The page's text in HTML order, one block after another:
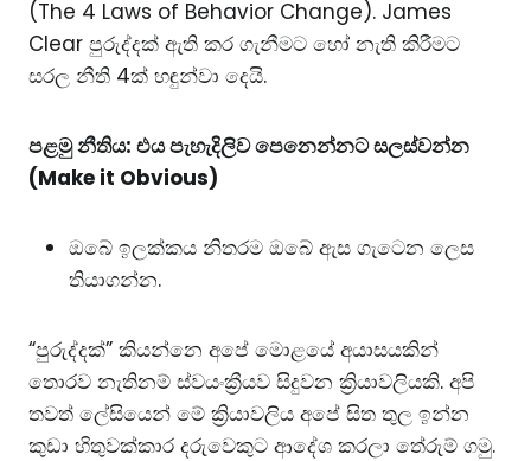
(The 4 Laws of Behavior Change). James
Clear පුරුද්දක් ඇති කර ගැනීමට හෝ නැති කිරීමට
සරල නීති 4ක් හඳුන්වා දෙයි.
පළමු නීතිය: එය පැහැදිලිව පෙනෙන්නට සලස්වන්න
(Make it Obvious)
ඔබේ ඉලක්කය නිතරම ඔබේ ඇස ගැටෙන ලෙස
තියාගන්න.
“පුරුද්දක්” කියන්නෙ අපේ මොළයේ අයාසයකින්
තොරව නැතිනම් ස්වයංක්‍රීයව සිදුවන ක්‍රියාවලියකි. අපි
තවත් ලේසියෙන් මේ ක්‍රියාවලිය අපේ සිත තුල ඉන්න
කුඩා හිතුවක්කාර දරුවෙකුට ආදේශ කරලා තේරුම් ගමු.